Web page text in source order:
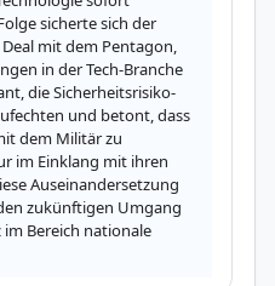
sicherte sich der
mit dem Pentagon,
in der Tech-Branche
die Sicherheitsrisiko-
und betont, dass
dem Militär zu
im Einklang mit ihren
Auseinandersetzung
zukünftigen Umgang
Bereich nationale